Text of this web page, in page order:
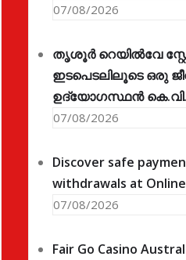
07/08/2026
തൃശൂർ റെയിൽവേ
ഇടപെടലിലൂടെ ഒരു
ഉദ്യോഗസ്ഥൻ
07/08/2026
Discover safe
withdrawals at
07/08/2026
Fair Go Casino